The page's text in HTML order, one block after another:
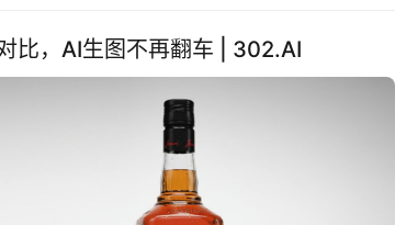
比，AI生图不再翻车 | 302.AI